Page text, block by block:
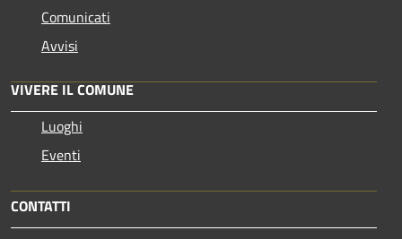
Comunicati
Avvisi
VIVERE IL COMUNE
Luoghi
Eventi
CONTATTI